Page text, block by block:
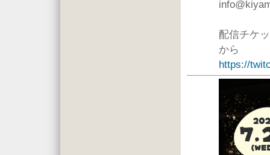
配信チケ
から
https://